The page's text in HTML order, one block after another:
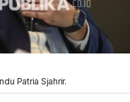
Patria Sjahrir.